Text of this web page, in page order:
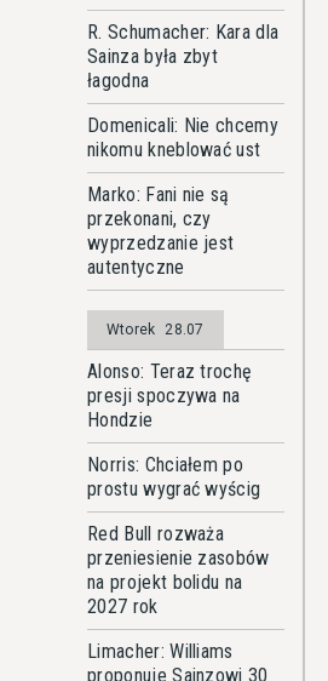
R. Schumacher: Kara dla
Sainza była zbyt
łagodna
Domenicali: Nie chcemy
nikomu kneblować ust
Marko: Fani nie są
przekonani, czy
wyprzedzanie jest
autentyczne
Wtorek 28.07
Alonso: Teraz trochę
presji spoczywa na
Hondzie
Norris: Chciałem po
prostu wygrać wyścig
Red Bull rozważa
przeniesienie zasobów
na projekt bolidu na
2027 rok
Limacher: Williams
proponuje Sainzowi 30